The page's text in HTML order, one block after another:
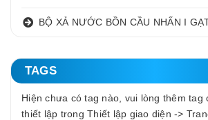
BỘ XẢ NƯỚC BỒN CẦU NHẤN I
TAGS
Hiện chưa có tag nào, vui lòng thêm tag
thiết lập trong Thiết lập giao diện ->